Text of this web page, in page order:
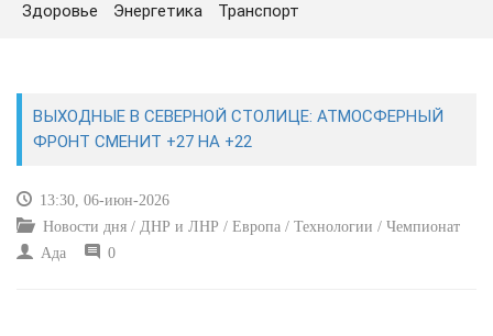
СЕГОДНЯ
ЭКОНОМИКА
СПОРТ
Здоровье Энергетика Транспорт
ВЫХОДНЫЕ В СЕВЕРНОЙ СТОЛИЦЕ: АТМОСФЕРНЫЙ
ФРОНТ СМЕНИТ +27 НА +22
13:30, 06-июн-2026
Новости дня / ДНР и ЛНР / Европа / Технологии / Чемпионат
Ада
0